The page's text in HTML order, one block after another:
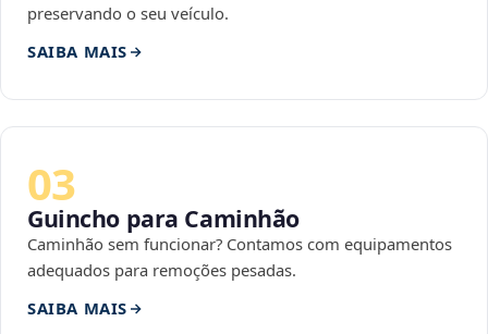
preservando o seu veículo.
SAIBA MAIS
03
Guincho para Caminhão
Caminhão sem funcionar? Contamos com equipamentos
adequados para remoções pesadas.
SAIBA MAIS